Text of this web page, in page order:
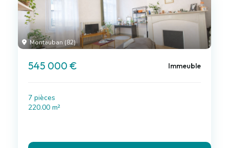
Montauban (82)
545 000 € Immeuble
7 pièces
220.00 m²